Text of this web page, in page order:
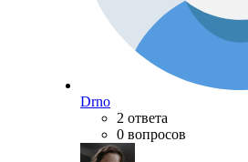
Drno
2 ответа
0 вопросов